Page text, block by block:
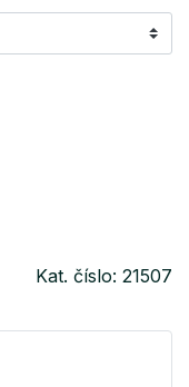
Kat. číslo: 21507